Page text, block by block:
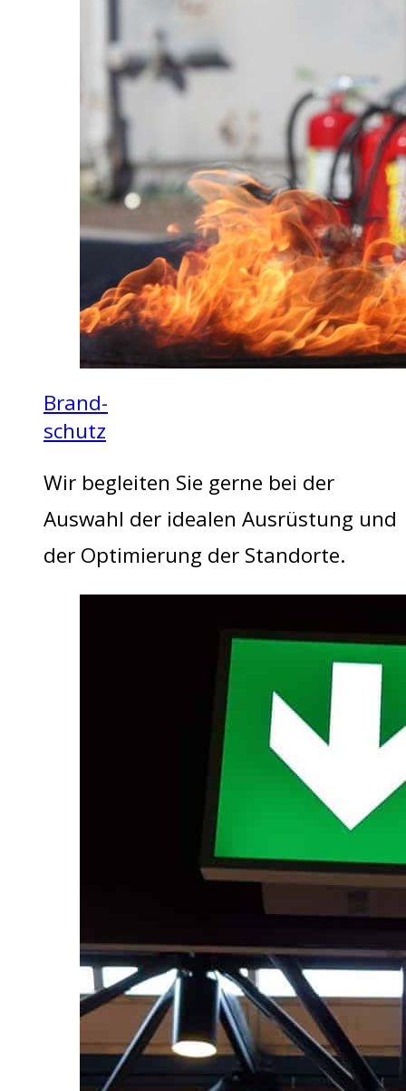
Brand-
schutz
Wir begleiten Sie gerne bei der
Auswahl der idealen Ausrüstung und
der Optimierung der Standorte.